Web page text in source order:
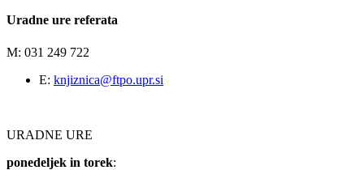
Uradne ure referata
M: 031 249 722
E: knjiznica@ftpo.upr.si
URADNE URE
ponedeljek in torek: